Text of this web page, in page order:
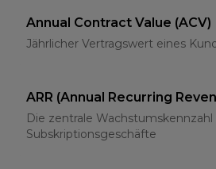
Annual Contract Value (ACV)
Jährlicher Vertragswert eines
ARR (Annual Recurring
Die zentrale Wachstumskennzahl
Subskriptionsgeschäfte